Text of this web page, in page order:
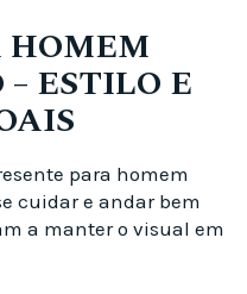
HOMEM
ESTILO E
para homem
cuidar e andar bem
a manter o visual em